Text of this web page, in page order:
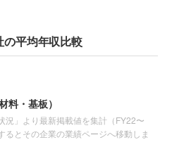
の平均年収比較
料・基板）
況」より最新掲載値を集計（FY22〜
るとその企業の業績ページへ移動しま